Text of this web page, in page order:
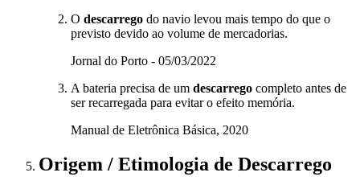
O descarrego do navio levou mais tempo do que o
previsto devido ao volume de mercadorias.
Jornal do Porto - 05/03/2022
A bateria precisa de um descarrego completo antes de
ser recarregada para evitar o efeito memória.
Manual de Eletrônica Básica, 2020
Origem / Etimologia de Descarrego